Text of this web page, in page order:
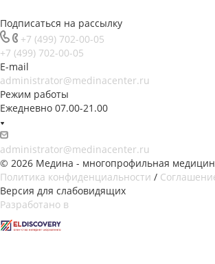
Подписаться на рассылку
+7 (499) 702-00-05
+7 (499) 702-00-05
E-mail
administrator@medinacenter.ru
Режим работы
Ежедневно 07.00-21.00
administrator@medinacenter.ru
© 2026 Медина - многопрофильная
Политика конфиденциальности /
Версия для слабовидящих
Разработано в